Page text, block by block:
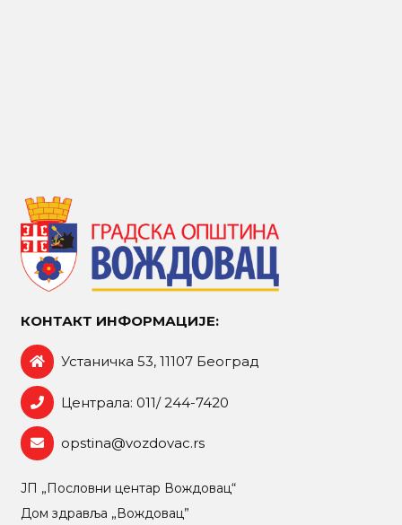
КОНТАКТ ИНФОРМАЦИЈЕ:
Устаничка 53, 11107 Београд
Централа: 011/ 244-7420
opstina@vozdovac.rs
ЈП „Пословни центар Вождовац“
Дом здравља „Вождовац”